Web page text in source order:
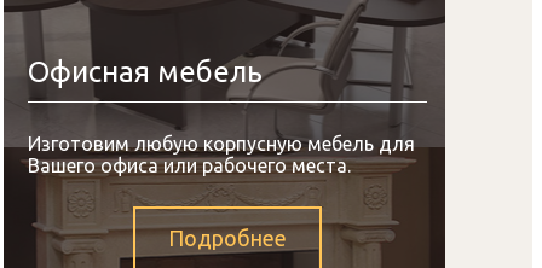
Офисная мебель
Изготовим любую корпусную мебель для
Вашего офиса или рабочего места.
Подробнее